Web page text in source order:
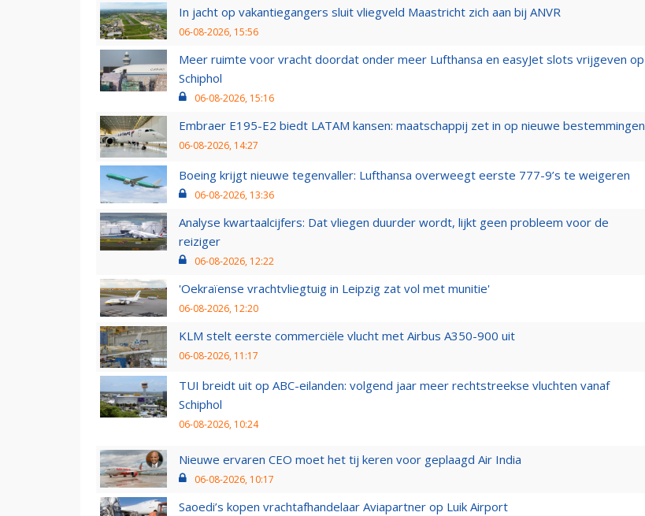
In jacht op vakantiegangers sluit vliegveld Maastricht zich aan bij ANVR
06-08-2026, 15:56
Meer ruimte voor vracht doordat onder meer Lufthansa en easyJet slots vrijgeven op
Schiphol
06-08-2026, 15:16
Embraer E195-E2 biedt LATAM kansen: maatschappij zet in op nieuwe bestemmingen
06-08-2026, 14:27
Boeing krijgt nieuwe tegenvaller: Lufthansa overweegt eerste 777-9’s te weigeren
06-08-2026, 13:36
Analyse kwartaalcijfers: Dat vliegen duurder wordt, lijkt geen probleem voor de
reiziger
06-08-2026, 12:22
'Oekraïense vrachtvliegtuig in Leipzig zat vol met munitie'
06-08-2026, 12:20
KLM stelt eerste commerciële vlucht met Airbus A350-900 uit
06-08-2026, 11:17
TUI breidt uit op ABC-eilanden: volgend jaar meer rechtstreekse vluchten vanaf
Schiphol
06-08-2026, 10:24
Nieuwe ervaren CEO moet het tij keren voor geplaagd Air India
06-08-2026, 10:17
Saoedi’s kopen vrachtafhandelaar Aviapartner op Luik Airport